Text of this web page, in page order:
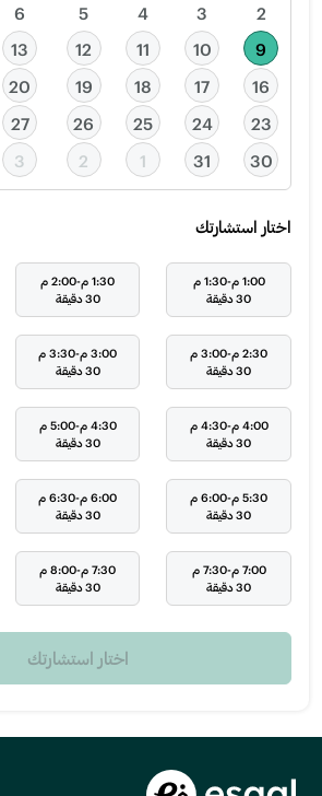
2
3
4
5
6
9
10
11
12
13
16
17
18
19
20
23
24
25
26
27
30
31
1
2
3
اختار استشارتك
1:00 م-1:30 م
30 دقيقة
1:30 م-2:00 م
30 دقيقة
2:30 م-3:00 م
30 دقيقة
3:00 م-3:30 م
30 دقيقة
4:00 م-4:30 م
30 دقيقة
4:30 م-5:00 م
30 دقيقة
5:30 م-6:00 م
30 دقيقة
6:00 م-6:30 م
30 دقيقة
7:00 م-7:30 م
30 دقيقة
7:30 م-8:00 م
30 دقيقة
اختار استشارتك